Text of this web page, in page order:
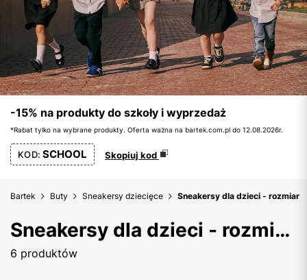
-15% na produkty do szkoły i wyprzedaż
*Rabat tylko na wybrane produkty. Oferta ważna na bartek.com.pl do 12.08.2026r.
KOD: SCHOOL Skopiuj kod
Bartek Buty Sneakersy dziecięce Sneakersy dla dzieci - rozmiar
Sneakersy dla dzieci - rozmiar 20
6 produktów